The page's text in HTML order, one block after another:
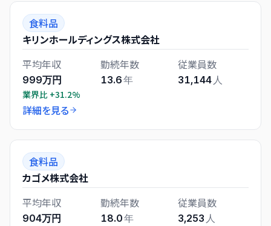
食料品
キリンホールディングス株式会社
平均年収
999万円
業界比 +31.2%
勤続年数
13.6年
従業員数
31,144 人
詳細を見る
食料品
カゴメ株式会社
平均年収
904万円
勤続年数
18.0年
従業員数
3,253 人